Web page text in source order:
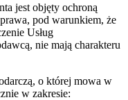
jest objęty ochroną
pod warunkiem, że
Usług
nie mają charakteru
o której mowa w
w zakresie: